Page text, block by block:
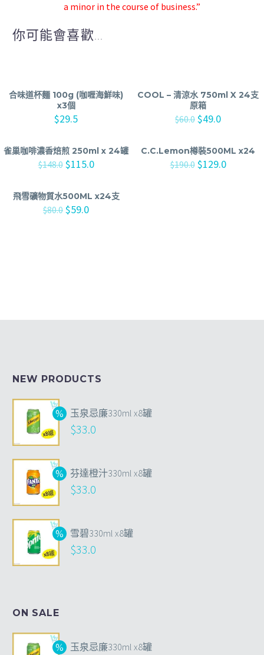
a minor in the course of business.”
你可能會喜歡...
合味道杯麵 100g (咖喱海鮮味)
x3個
$29.5
COOL – 清涼水 750ml X 24支
原箱
$60.0 $49.0
雀巢咖啡濃香焙煎 250ml x 24罐
$148.0 $115.0
C.C.Lemon樽裝500ML x24
$190.0 $129.0
飛雪礦物質水500ML x24支
$80.0 $59.0
NEW PRODUCTS
玉泉忌廉330ml x8罐
$33.0
芬達橙汁330ml x8罐
$33.0
雪碧330ml x8罐
$33.0
ON SALE
玉泉忌廉330ml x8罐